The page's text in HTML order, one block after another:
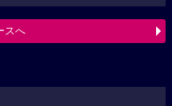
スへ